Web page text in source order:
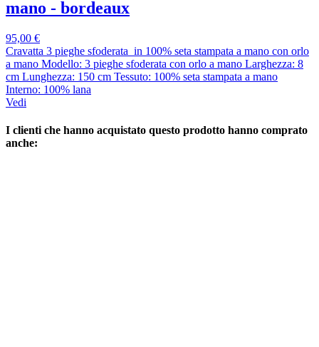
mano - bordeaux
95,00 €
Cravatta 3 pieghe sfoderata in 100% seta stampata a mano con orlo
a mano Modello: 3 pieghe sfoderata con orlo a mano Larghezza: 8
cm Lunghezza: 150 cm Tessuto: 100% seta stampata a mano
Interno: 100% lana
Vedi
I clienti che hanno acquistato questo prodotto hanno comprato
anche: